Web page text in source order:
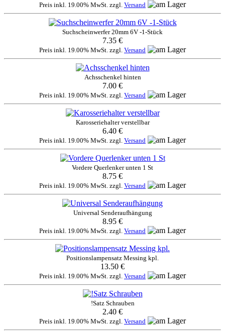
Preis inkl. 19.00% MwSt. zzgl. Versand
Suchscheinwerfer 20mm 6V -1-Stück
7.35 €
Preis inkl. 19.00% MwSt. zzgl. Versand
Achsschenkel hinten
7.00 €
Preis inkl. 19.00% MwSt. zzgl. Versand
Karosseriehalter verstellbar
6.40 €
Preis inkl. 19.00% MwSt. zzgl. Versand
Vordere Querlenker unten 1 St
8.75 €
Preis inkl. 19.00% MwSt. zzgl. Versand
Universal Senderaufhängung
8.95 €
Preis inkl. 19.00% MwSt. zzgl. Versand
Positionslampensatz Messing kpl.
13.50 €
Preis inkl. 19.00% MwSt. zzgl. Versand
!Satz Schrauben
2.40 €
Preis inkl. 19.00% MwSt. zzgl. Versand